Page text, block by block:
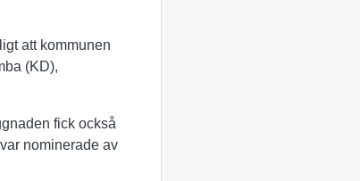
att kommunen
(KD),
fick också
nominerade av